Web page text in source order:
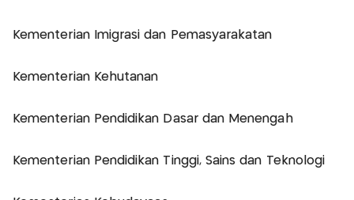
Kementerian Imigrasi dan Pemasyarakatan
Kementerian Kehutanan
Kementerian Pendidikan Dasar dan Menengah
Kementerian Pendidikan Tinggi, Sains dan Teknologi